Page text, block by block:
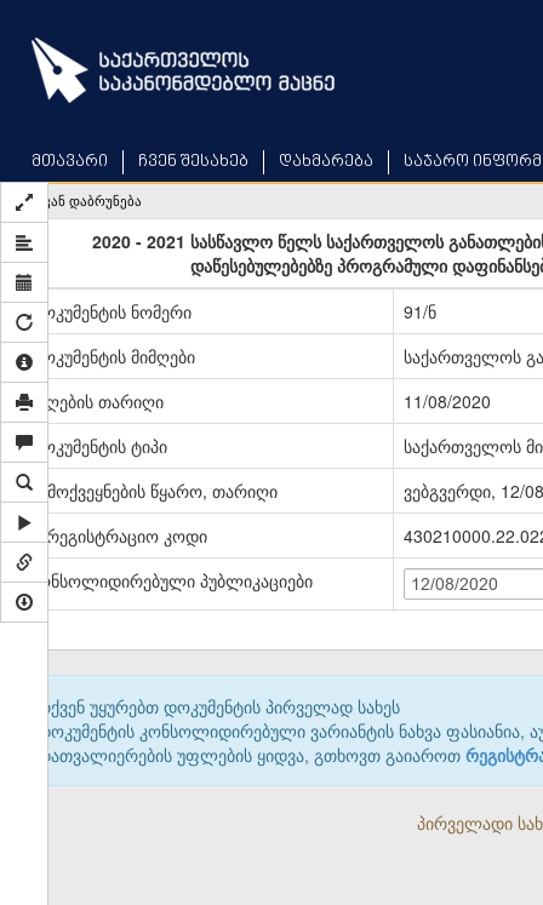
main
content
მთავარი ჩვენ შესახებ დახმარება საჯარო
უკან დაბრუნება
2020 - 2021 სასწავლო წელს საქართველოს
დაწესებულებებზე პროგრამული
დოკუმენტის ნომერი
91/ნ
დოკუმენტის მიმღები
საქართველოს
მიღების თარიღი
11/08/2020
დოკუმენტის ტიპი
საქართველოს
გამოქვეყნების წყარო, თარიღი
ვებგვერდი, 12/
სარეგისტრაციო კოდი
კონსოლიდირებული პუბლიკაციები
12/08/2020
თქვენ უყურებთ დოკუმენტის პირველად სახეს
დოკუმენტის კონსოლიდირებული ვარიანტის ნახვა ფასიანია,
დათვალიერების უფლების ყიდვა, გთხოვთ გაიაროთ
პირველადი